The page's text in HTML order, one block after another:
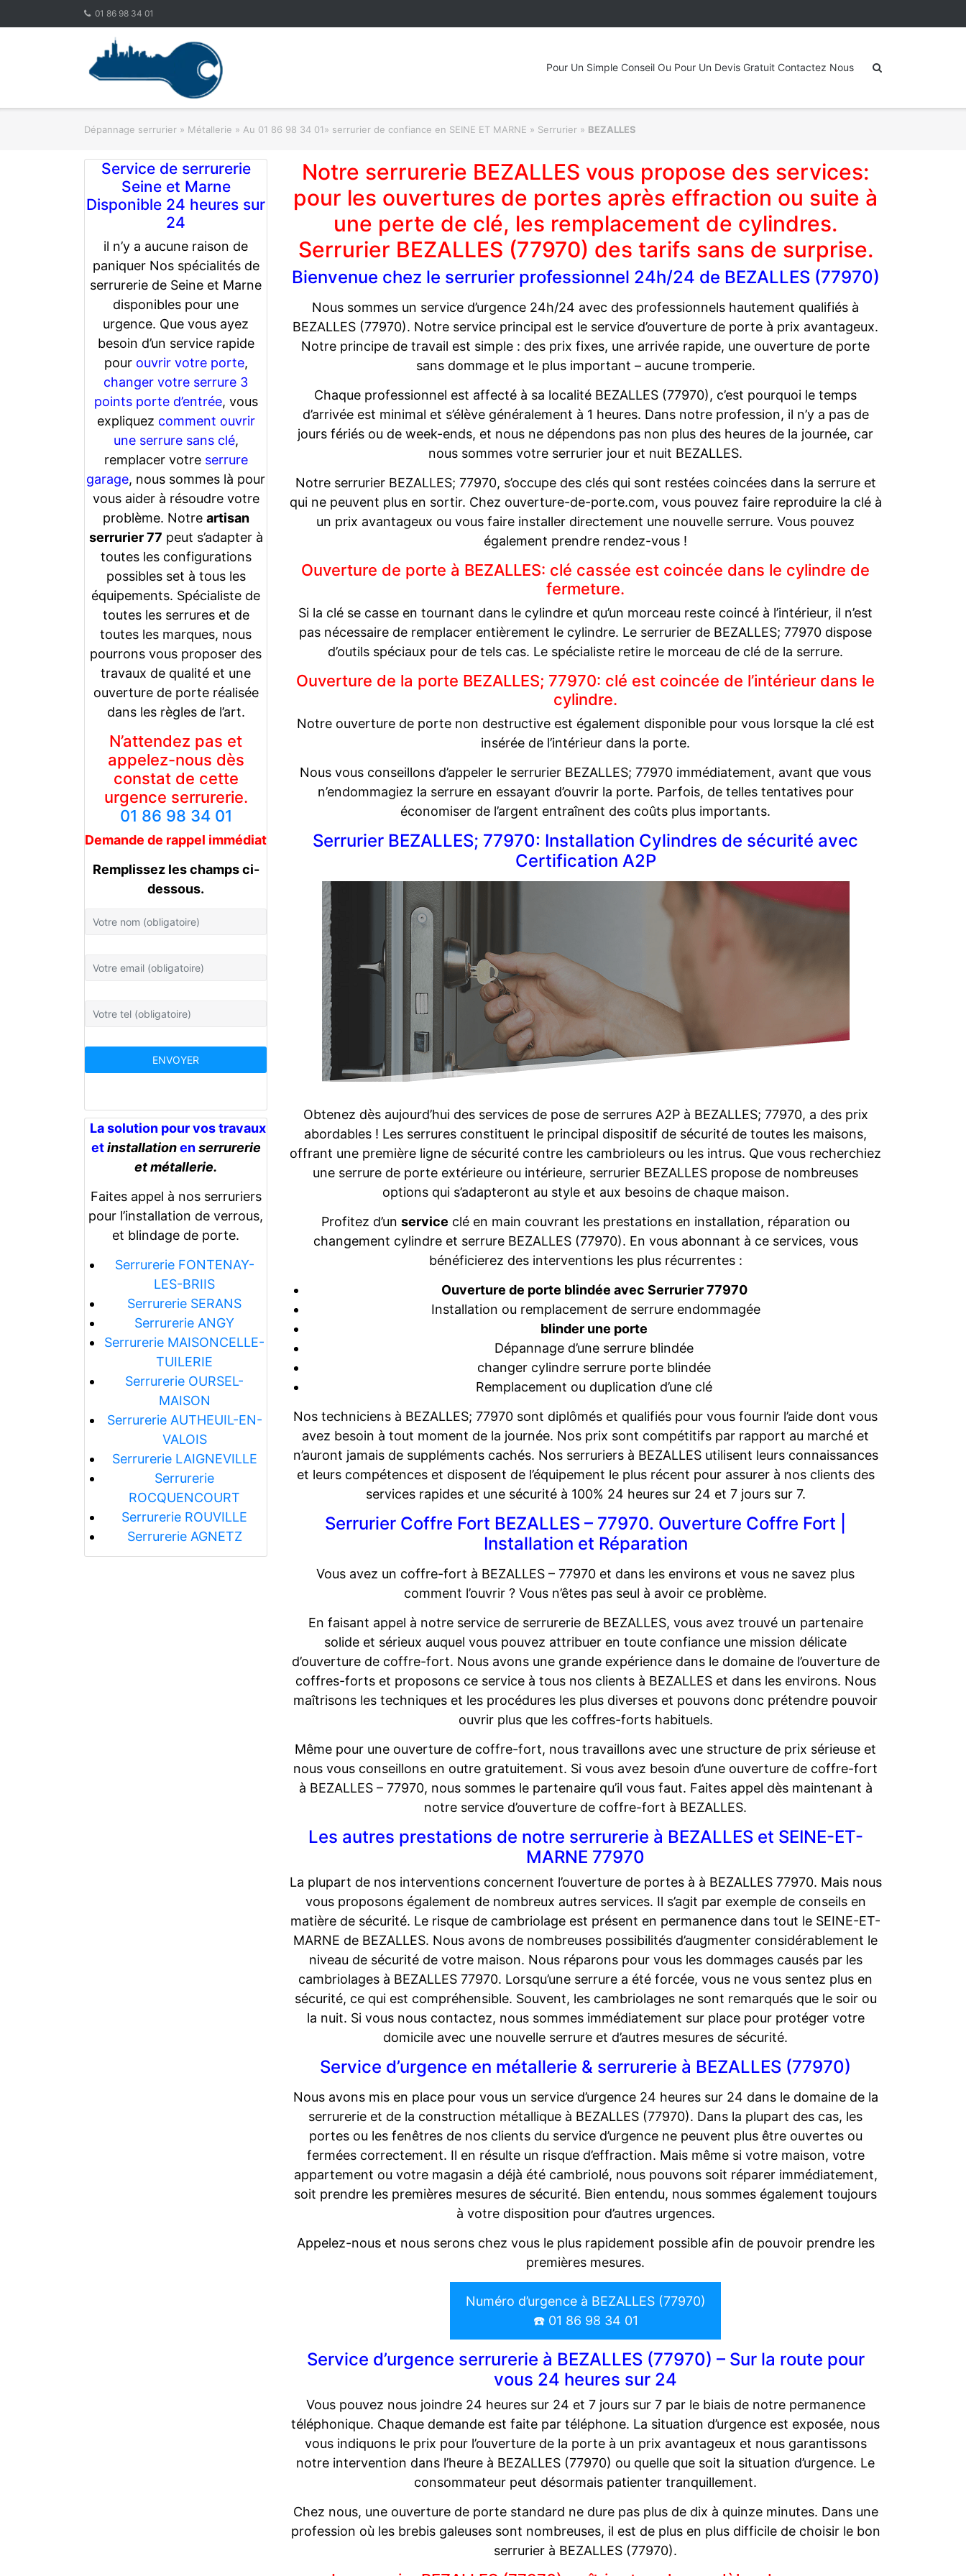
01 86 98 34 01
Pour Un Simple Conseil Ou Pour Un Devis Gratuit Contactez Nous
Dépannage serrurier » Métallerie » Au 01 86 98 34 01» serrurier de confiance en SEINE ET MARNE » Serrurier » BEZALLES
Service de serrurerie
Seine et Marne
Disponible 24 heures sur
24
il n’y a aucune raison de
paniquer Nos spécialités de
serrurerie de Seine et Marne
disponibles pour une
urgence. Que vous ayez
besoin d’un service rapide
pour ouvrir votre porte,
changer votre serrure 3
points porte d’entrée, vous
expliquez comment ouvrir
une serrure sans clé,
remplacer votre serrure
garage, nous sommes là pour
vous aider à résoudre votre
problème. Notre artisan
serrurier 77 peut s’adapter à
toutes les configurations
possibles set à tous les
équipements. Spécialiste de
toutes les serrures et de
toutes les marques, nous
pourrons vous proposer des
travaux de qualité et une
ouverture de porte réalisée
dans les règles de l’art.
N’attendez pas et
appelez-nous dès
constat de cette
urgence serrurerie.
01 86 98 34 01
Demande de rappel immédiat
Remplissez les champs ci-
dessous.
La solution pour vos travaux
etinstallationenserrurerie
et métallerie.
Faites appel à nos serruriers
pour l’installation de verrous,
et blindage de porte.
Serrurerie FONTENAY-
LES-BRIIS
Serrurerie SERANS
Serrurerie ANGY
Serrurerie MAISONCELLE-
TUILERIE
Serrurerie OURSEL-
MAISON
Serrurerie AUTHEUIL-EN-
VALOIS
Serrurerie LAIGNEVILLE
Serrurerie
ROCQUENCOURT
Serrurerie ROUVILLE
Serrurerie AGNETZ
Notre serrurerie BEZALLES vous propose des services:
pour les ouvertures de portes après effraction ou suite à
une perte de clé, les remplacement de cylindres.
Serrurier BEZALLES (77970) des tarifs sans de surprise.
Bienvenue chez le serrurier professionnel 24h/24 de BEZALLES (77970)
Nous sommes un service d’urgence 24h/24 avec des professionnels hautement qualifiés à
BEZALLES (77970). Notre service principal est le service d’ouverture de porte à prix avantageux.
Notre principe de travail est simple : des prix fixes, une arrivée rapide, une ouverture de porte
sans dommage et le plus important – aucune tromperie.
Chaque professionnel est affecté à sa localité BEZALLES (77970), c’est pourquoi le temps
d’arrivée est minimal et s’élève généralement à 1 heures. Dans notre profession, il n’y a pas de
jours fériés ou de week-ends, et nous ne dépendons pas non plus des heures de la journée, car
nous sommes votre serrurier jour et nuit BEZALLES.
Notre serrurier BEZALLES; 77970, s’occupe des clés qui sont restées coincées dans la serrure et
qui ne peuvent plus en sortir. Chez ouverture-de-porte.com, vous pouvez faire reproduire la clé à
un prix avantageux ou vous faire installer directement une nouvelle serrure. Vous pouvez
également prendre rendez-vous !
Ouverture de porte à BEZALLES: clé cassée est coincée dans le cylindre de
fermeture.
Si la clé se casse en tournant dans le cylindre et qu’un morceau reste coincé à l’intérieur, il n’est
pas nécessaire de remplacer entièrement le cylindre. Le serrurier de BEZALLES; 77970 dispose
d’outils spéciaux pour de tels cas. Le spécialiste retire le morceau de clé de la serrure.
Ouverture de la porte BEZALLES; 77970: clé est coincée de l’intérieur dans le
cylindre.
Notre ouverture de porte non destructive est également disponible pour vous lorsque la clé est
insérée de l’intérieur dans la porte.
Nous vous conseillons d’appeler le serrurier BEZALLES; 77970 immédiatement, avant que vous
n’endommagiez la serrure en essayant d’ouvrir la porte. Parfois, de telles tentatives pour
économiser de l’argent entraînent des coûts plus importants.
Serrurier BEZALLES; 77970: Installation Cylindres de sécurité avec
Certification A2P
Obtenez dès aujourd’hui des services de pose de serrures A2P à BEZALLES; 77970, a des prix
abordables ! Les serrures constituent le principal dispositif de sécurité de toutes les maisons,
offrant une première ligne de sécurité contre les cambrioleurs ou les intrus. Que vous recherchiez
une serrure de porte extérieure ou intérieure, serrurier BEZALLES propose de nombreuses
options qui s’adapteront au style et aux besoins de chaque maison.
Profitez d’un service clé en main couvrant les prestations en installation, réparation ou
changement cylindre et serrure BEZALLES (77970). En vous abonnant à ce services, vous
bénéficierez des interventions les plus récurrentes :
Ouverture de porte blindée avec Serrurier 77970
Installation ou remplacement de serrure endommagée
blinder une porte
Dépannage d’une serrure blindée
changer cylindre serrure porte blindée
Remplacement ou duplication d’une clé
Nos techniciens à BEZALLES; 77970 sont diplômés et qualifiés pour vous fournir l’aide dont vous
avez besoin à tout moment de la journée. Nos prix sont compétitifs par rapport au marché et
n’auront jamais de suppléments cachés. Nos serruriers à BEZALLES utilisent leurs connaissances
et leurs compétences et disposent de l’équipement le plus récent pour assurer à nos clients des
services rapides et une sécurité à 100% 24 heures sur 24 et 7 jours sur 7.
Serrurier Coffre Fort BEZALLES – 77970. Ouverture Coffre Fort |
Installation et Réparation
Vous avez un coffre-fort à BEZALLES – 77970 et dans les environs et vous ne savez plus
comment l’ouvrir ? Vous n’êtes pas seul à avoir ce problème.
En faisant appel à notre service de serrurerie de BEZALLES, vous avez trouvé un partenaire
solide et sérieux auquel vous pouvez attribuer en toute confiance une mission délicate
d’ouverture de coffre-fort. Nous avons une grande expérience dans le domaine de l’ouverture de
coffres-forts et proposons ce service à tous nos clients à BEZALLES et dans les environs. Nous
maîtrisons les techniques et les procédures les plus diverses et pouvons donc prétendre pouvoir
ouvrir plus que les coffres-forts habituels.
Même pour une ouverture de coffre-fort, nous travaillons avec une structure de prix sérieuse et
nous vous conseillons en outre gratuitement. Si vous avez besoin d’une ouverture de coffre-fort
à BEZALLES – 77970, nous sommes le partenaire qu’il vous faut. Faites appel dès maintenant à
notre service d’ouverture de coffre-fort à BEZALLES.
Les autres prestations de notre serrurerie à BEZALLES et SEINE-ET-
MARNE 77970
La plupart de nos interventions concernent l’ouverture de portes à à BEZALLES 77970. Mais nous
vous proposons également de nombreux autres services. Il s’agit par exemple de conseils en
matière de sécurité. Le risque de cambriolage est présent en permanence dans tout le SEINE-ET-
MARNE de BEZALLES. Nous avons de nombreuses possibilités d’augmenter considérablement le
niveau de sécurité de votre maison. Nous réparons pour vous les dommages causés par les
cambriolages à BEZALLES 77970. Lorsqu’une serrure a été forcée, vous ne vous sentez plus en
sécurité, ce qui est compréhensible. Souvent, les cambriolages ne sont remarqués que le soir ou
la nuit. Si vous nous contactez, nous sommes immédiatement sur place pour protéger votre
domicile avec une nouvelle serrure et d’autres mesures de sécurité.
Service d’urgence en métallerie & serrurerie à BEZALLES (77970)
Nous avons mis en place pour vous un service d’urgence 24 heures sur 24 dans le domaine de la
serrurerie et de la construction métallique à BEZALLES (77970). Dans la plupart des cas, les
portes ou les fenêtres de nos clients du service d’urgence ne peuvent plus être ouvertes ou
fermées correctement. Il en résulte un risque d’effraction. Mais même si votre maison, votre
appartement ou votre magasin a déjà été cambriolé, nous pouvons soit réparer immédiatement,
soit prendre les premières mesures de sécurité. Bien entendu, nous sommes également toujours
à votre disposition pour d’autres urgences.
Appelez-nous et nous serons chez vous le plus rapidement possible afin de pouvoir prendre les
premières mesures.
Numéro d’urgence à BEZALLES (77970)
☎️ 01 86 98 34 01
Service d’urgence serrurerie à BEZALLES (77970) – Sur la route pour
vous 24 heures sur 24
Vous pouvez nous joindre 24 heures sur 24 et 7 jours sur 7 par le biais de notre permanence
téléphonique. Chaque demande est faite par téléphone. La situation d’urgence est exposée, nous
vous indiquons le prix pour l’ouverture de la porte à un prix avantageux et nous garantissons
notre intervention dans l’heure à BEZALLES (77970) ou quelle que soit la situation d’urgence. Le
consommateur peut désormais patienter tranquillement.
Chez nous, une ouverture de porte standard ne dure pas plus de dix à quinze minutes. Dans une
profession où les brebis galeuses sont nombreuses, il est de plus en plus difficile de choisir le bon
serrurier à BEZALLES (77970).